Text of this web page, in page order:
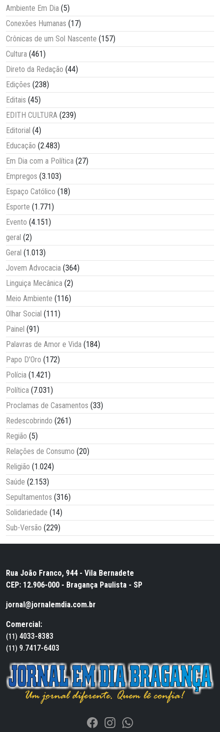
Ambiente Em Dia (5)
Conexões Humanas (17)
Crônicas de um Sol Nascente (157)
Cultura (461)
Direto da Redação (44)
Edições (238)
Editais (45)
EDITH CULTURA (239)
Editorial (4)
Educação (2.483)
Em Dia com a Política (27)
Empregos (3.103)
Espaço Católico (18)
Esporte (1.771)
Evento (4.151)
geral (2)
Geral (1.013)
Jovem Advocacia (364)
Linguiça Mecânica (2)
Meio Ambiente (116)
Olhar Social (111)
Painel (91)
Palavras de Amor e Vida (184)
Papo D'Oro (172)
Polícia (1.421)
Política (7.031)
Proclamas de Casamentos (33)
Redescobrindo (261)
Região (5)
Relações de Consumo (20)
Religião (1.024)
Saúde (2.153)
Sepultamentos (316)
Solidariedade (14)
Sub-Versão (229)
Rua João Franco, 944 - Vila Bernadete
CEP: 12.906-000 - Bragança Paulista - SP
jornal@jornalemdia.com.br
Comercial:
(11) 4033-8383
(11) 9.7417-6403